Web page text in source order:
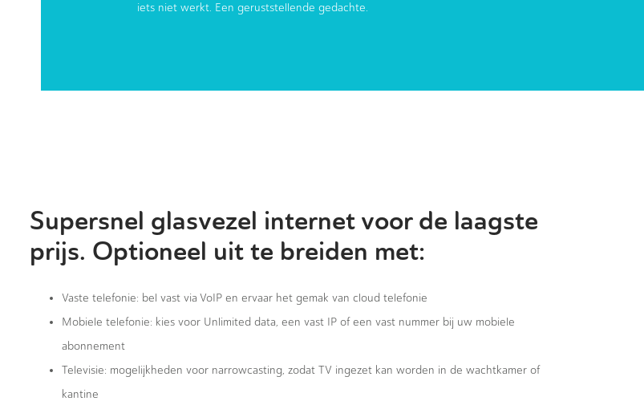
iets niet werkt. Een geruststellende gedachte.
Supersnel glasvezel internet voor de laagste
prijs. Optioneel uit te breiden met:
Vaste telefonie: bel vast via VoIP en ervaar het gemak van cloud telefonie
Mobiele telefonie: kies voor Unlimited data, een vast IP of een vast nummer bij uw mobiele
abonnement
Televisie: mogelijkheden voor narrowcasting, zodat TV ingezet kan worden in de wachtkamer of
kantine